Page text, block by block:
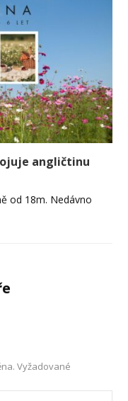
angličtinu
od 18m. Nedávno
Vyžadované